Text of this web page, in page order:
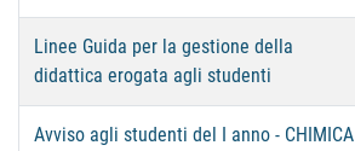
Linee Guida per la gestione della
didattica erogata agli studenti
Avviso agli studenti del I anno - CHIMICA